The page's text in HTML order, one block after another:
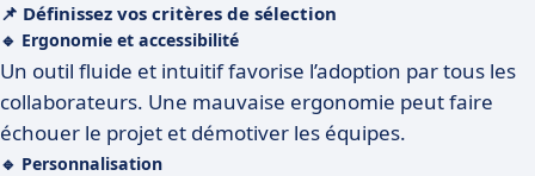
📌 Définissez vos critères de sélection
🔹 Ergonomie et accessibilité
Un outil fluide et intuitif favorise l’adoption par tous les
collaborateurs. Une mauvaise ergonomie peut faire
échouer le projet et démotiver les équipes.
🔹 Personnalisation